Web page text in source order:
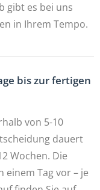
gibt es bei uns
in Ihrem Tempo.
bis zur fertigen
von 5-10
dauert
Wochen. Die
einem Tag vor – je